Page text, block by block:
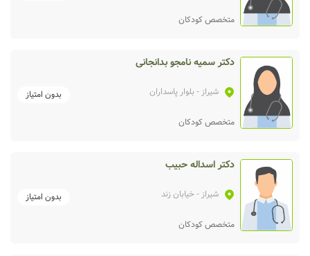
متخصص کودکان
دکتر سمیه نامجو بدانجانی
شیراز - بلوار پاسداران بدون امتیاز
متخصص کودکان
دکتر اسداله حبیب
شیراز - خیابان زند بدون امتیاز
متخصص کودکان